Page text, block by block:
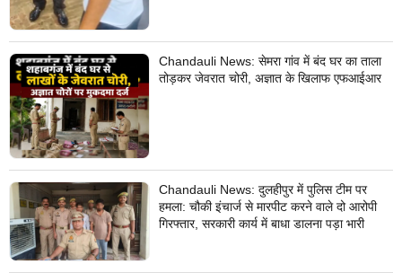
Chandauli News: सेमरा गांव में बंद घर का ताला
तोड़कर जेवरात चोरी, अज्ञात के खिलाफ एफआईआर
Chandauli News: दुलहीपुर में पुलिस टीम पर
हमला: चौकी इंचार्ज से मारपीट करने वाले दो आरोपी
गिरफ्तार, सरकारी कार्य में बाधा डालना पड़ा भारी